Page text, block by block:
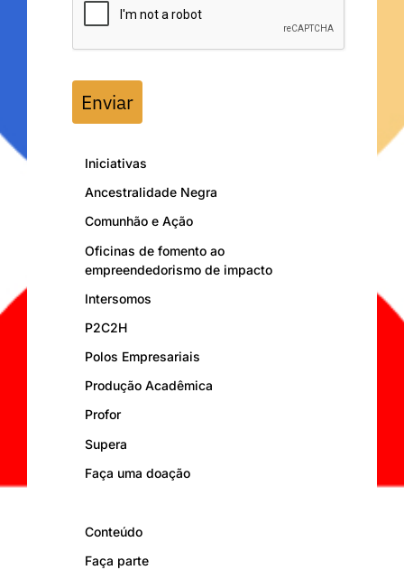
Enviar
Iniciativas
Ancestralidade Negra
Comunhão e Ação
Oficinas de fomento ao
empreendedorismo de impacto
Intersomos
P2C2H
Polos Empresariais
Produção Acadêmica
Profor
Supera
Faça uma doação
Conteúdo
Faça parte